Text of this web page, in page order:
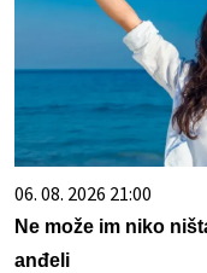
06. 08. 2026 21:00
Ne može im niko
anđeli